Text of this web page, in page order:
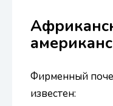
Фирменный
известен: